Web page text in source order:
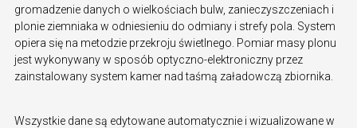
gromadzenie danych o wielkościach bulw, zanieczyszczeniach i
plonie ziemniaka w odniesieniu do odmiany i strefy pola. System
opiera się na metodzie przekroju świetlnego. Pomiar masy plonu
jest wykonywany w sposób optyczno-elektroniczny przez
zainstalowany system kamer nad taśmą załadowczą zbiornika.
Wszystkie dane są edytowane automatycznie i wizualizowane w